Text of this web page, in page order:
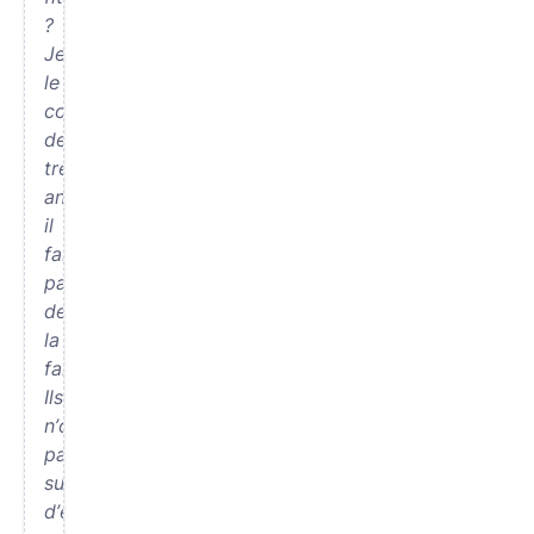
?
Je
le
connais
depuis
trente
ans,
il
fait
partie
de
la
famille.
Ils
n’ont
pas
suffisamment
d’expérience